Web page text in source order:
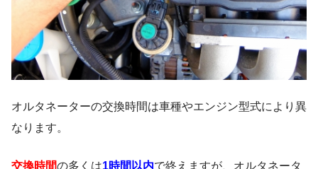
オルタネーターの交換時間は車種やエンジン型式により異
なります。
交換時間の多くは1時間以内で終えますが、オルタネータ